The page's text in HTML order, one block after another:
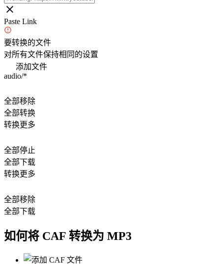
Paste Link
要转换的文件
对所有文件保持相同的设置
添加文件
audio/*
全部移除
全部转换
转换更多
全部停止
全部下载
转换更多
全部移除
全部下载
如何将 CAF 转换为 MP3